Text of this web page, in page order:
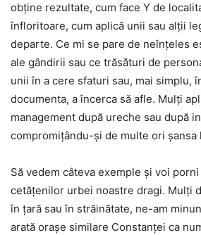
obține rezultate, cum face Y de
înfloritoare, cum aplică unii sau alții
departe. Ce mi se pare de neînțeles
ale gândirii sau ce trăsături de
unii în a cere sfaturi sau, mai simplu,
documenta, a încerca să afle. Mulți
management după ureche sau după
compromițându-și de multe ori șansa
Să vedem câteva exemple și voi
cetățenilor urbei noastre dragi. Mulți
în țară sau în străinătate, ne-am
arată orașe similare Constanței ca